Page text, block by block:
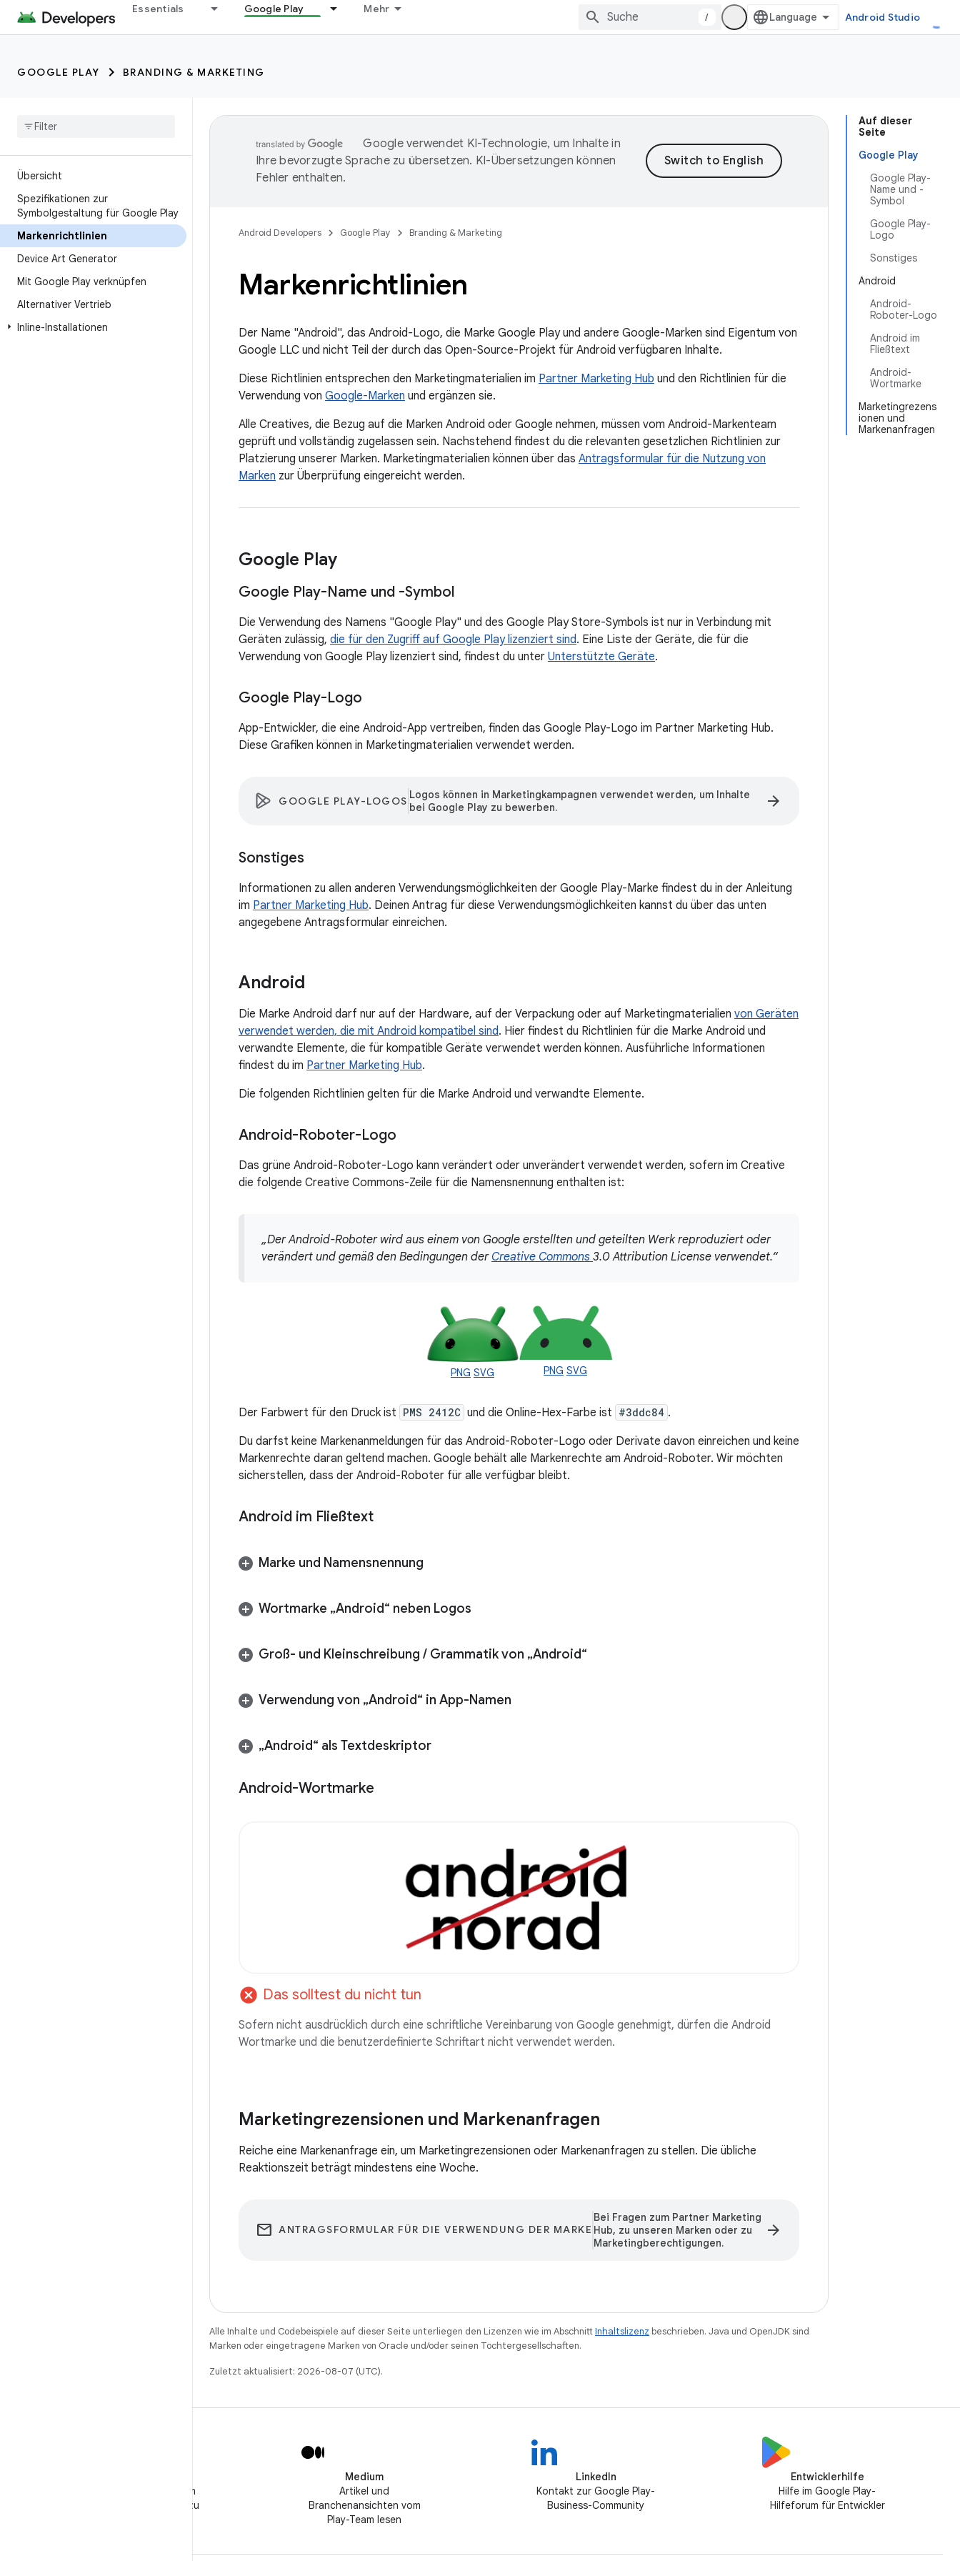
Essentials Google Play Mehr
/ Android Studio
GOOGLE PLAY BRANDING & MARKETING
Übersicht
Spezifikationen zur
Symbolgestaltung für Google Play
Markenrichtlinien
Device Art Generator
Mit Google Play verknüpfen
Alternativer Vertrieb
Inline-Installationen
Auf dieser
Seite
Google Play
Google Play-
Name und -
Symbol
Google Play-
Logo
Sonstiges
Android
Android-
Roboter-Logo
Android im
Fließtext
Android-
Wortmarke
Marketingrezens
ionen und
Markenanfragen
Google verwendet KI-Technologie, um Inhalte in
Ihre bevorzugte Sprache zu übersetzen. KI-Übersetzungen können
Fehler enthalten.
Android Developers Google Play Branding & Marketing
Markenrichtlinien
Der Name "Android", das Android-Logo, die Marke Google Play und andere Google-Marken sind Eigentum von
Google LLC und nicht Teil der durch das Open-Source-Projekt für Android verfügbaren Inhalte.
Diese Richtlinien entsprechen den Marketingmaterialien im Partner Marketing Hub und den Richtlinien für die
Verwendung von Google-Marken und ergänzen sie.
Alle Creatives, die Bezug auf die Marken Android oder Google nehmen, müssen vom Android-Markenteam
geprüft und vollständig zugelassen sein. Nachstehend findest du die relevanten gesetzlichen Richtlinien zur
Platzierung unserer Marken. Marketingmaterialien können über das Antragsformular für die Nutzung von
Marken zur Überprüfung eingereicht werden.
Google Play
Google Play-Name und -Symbol
Die Verwendung des Namens "Google Play" und des Google Play Store-Symbols ist nur in Verbindung mit
Geräten zulässig, die für den Zugriff auf Google Play lizenziert sind. Eine Liste der Geräte, die für die
Verwendung von Google Play lizenziert sind, findest du unter Unterstützte Geräte.
Google Play-Logo
App-Entwickler, die eine Android-App vertreiben, finden das Google Play-Logo im Partner Marketing Hub.
Diese Grafiken können in Marketingmaterialien verwendet werden.
GOOGLE PLAY-LOGOS Logos können in Marketingkampagnen verwendet werden, um Inhalte
bei Google Play zu bewerben.
arrow_forward
Sonstiges
Informationen zu allen anderen Verwendungsmöglichkeiten der Google Play-Marke findest du in der Anleitung
im Partner Marketing Hub. Deinen Antrag für diese Verwendungsmöglichkeiten kannst du über das unten
angegebene Antragsformular einreichen.
Android
Die Marke Android darf nur auf der Hardware, auf der Verpackung oder auf Marketingmaterialien von Geräten
verwendet werden, die mit Android kompatibel sind. Hier findest du Richtlinien für die Marke Android und
verwandte Elemente, die für kompatible Geräte verwendet werden können. Ausführliche Informationen
findest du im Partner Marketing Hub.
Die folgenden Richtlinien gelten für die Marke Android und verwandte Elemente.
Android-Roboter-Logo
Das grüne Android-Roboter-Logo kann verändert oder unverändert verwendet werden, sofern im Creative
die folgende Creative Commons-Zeile für die Namensnennung enthalten ist:
„Der Android-Roboter wird aus einem von Google erstellten und geteilten Werk reproduziert oder
verändert und gemäß den Bedingungen der Creative Commons 3.0 Attribution License verwendet.“
PNG SVG PNG SVG
Der Farbwert für den Druck ist PMS 2412C und die Online-Hex-Farbe ist #3ddc84 .
Du darfst keine Markenanmeldungen für das Android-Roboter-Logo oder Derivate davon einreichen und keine
Markenrechte daran geltend machen. Google behält alle Markenrechte am Android-Roboter. Wir möchten
sicherstellen, dass der Android-Roboter für alle verfügbar bleibt.
Android im Fließtext
Marke und Namensnennung
Wortmarke „Android“ neben Logos
Groß- und Kleinschreibung / Grammatik von „Android“
Verwendung von „Android“ in App-Namen
„Android“ als Textdeskriptor
Android-Wortmarke
cancel Das solltest du nicht tun
Sofern nicht ausdrücklich durch eine schriftliche Vereinbarung von Google genehmigt, dürfen die Android
Wortmarke und die benutzerdefinierte Schriftart nicht verwendet werden.
Marketingrezensionen und Markenanfragen
Reiche eine Markenanfrage ein, um Marketingrezensionen oder Markenanfragen zu stellen. Die übliche
Reaktionszeit beträgt mindestens eine Woche.
email ANTRAGSFORMULAR FÜR DIE VERWENDUNG DER MARKE
Bei Fragen zum Partner Marketing
Hub, zu unseren Marken oder zu
Marketingberechtigungen.
arrow_forward
Alle Inhalte und Codebeispiele auf dieser Seite unterliegen den Lizenzen wie im AbschnittInhaltslizenz beschrieben. Java und OpenJDK sind
Marken oder eingetragene Marken von Oracle und/oder seinen Tochtergesellschaften.
Zuletzt aktualisiert: 2026-08-07 (UTC).
Folge @GooglePlayBiz, um
Neuigkeiten und Support zu
Medium
Artikel und
Branchenansichten vom
Play-Team lesen
LinkedIn
Kontakt zur Google Play-
Business-Community
Entwicklerhilfe
Hilfe im Google Play-
Hilfeforum für Entwickler